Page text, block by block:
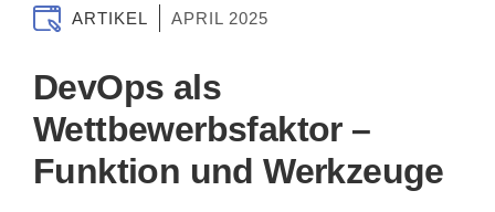
ARTIKEL APRIL 2025
DevOps als
Wettbewerbsfaktor –
Funktion und Werkzeuge